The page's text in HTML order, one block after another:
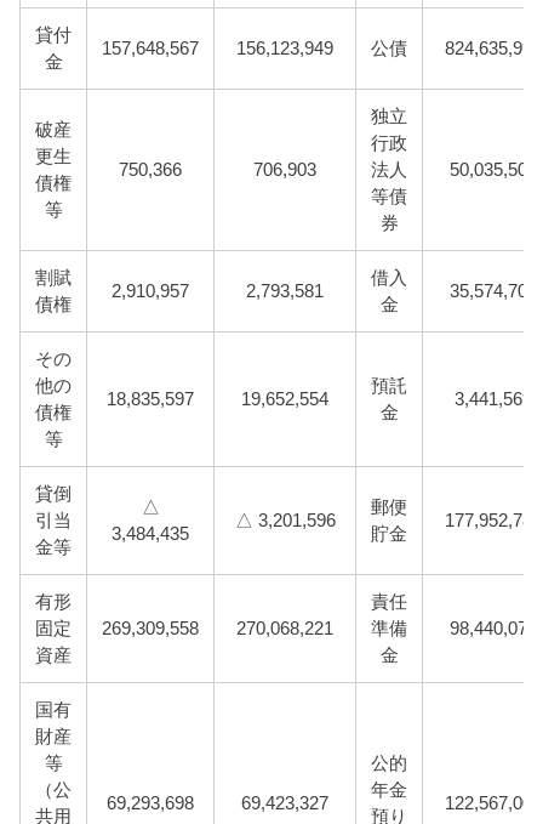
貸付
金
157,648,567 156,123,949 公債 824,635,991
破産
更生
債権
等
750,366 706,903
独立
行政
法人
等債
券
50,035,508
割賦
債権
2,910,957 2,793,581
借入
金
35,574,704
その
他の
債権
等
18,835,597 19,652,554
預託
金
3,441,569
貸倒
引当
金等
△
3,484,435
△ 3,201,596
郵便
貯金
177,952,783
有形
固定
資産
269,309,558 270,068,221
責任
準備
金
98,440,077
国有
財産
等
（公
共用
69,293,698 69,423,327
公的
年金
預り
122,567,005